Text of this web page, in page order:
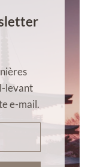
levant
e-mail.